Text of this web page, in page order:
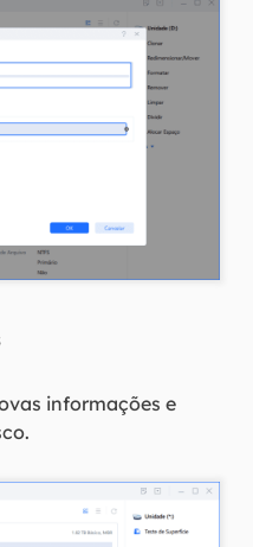
informações e